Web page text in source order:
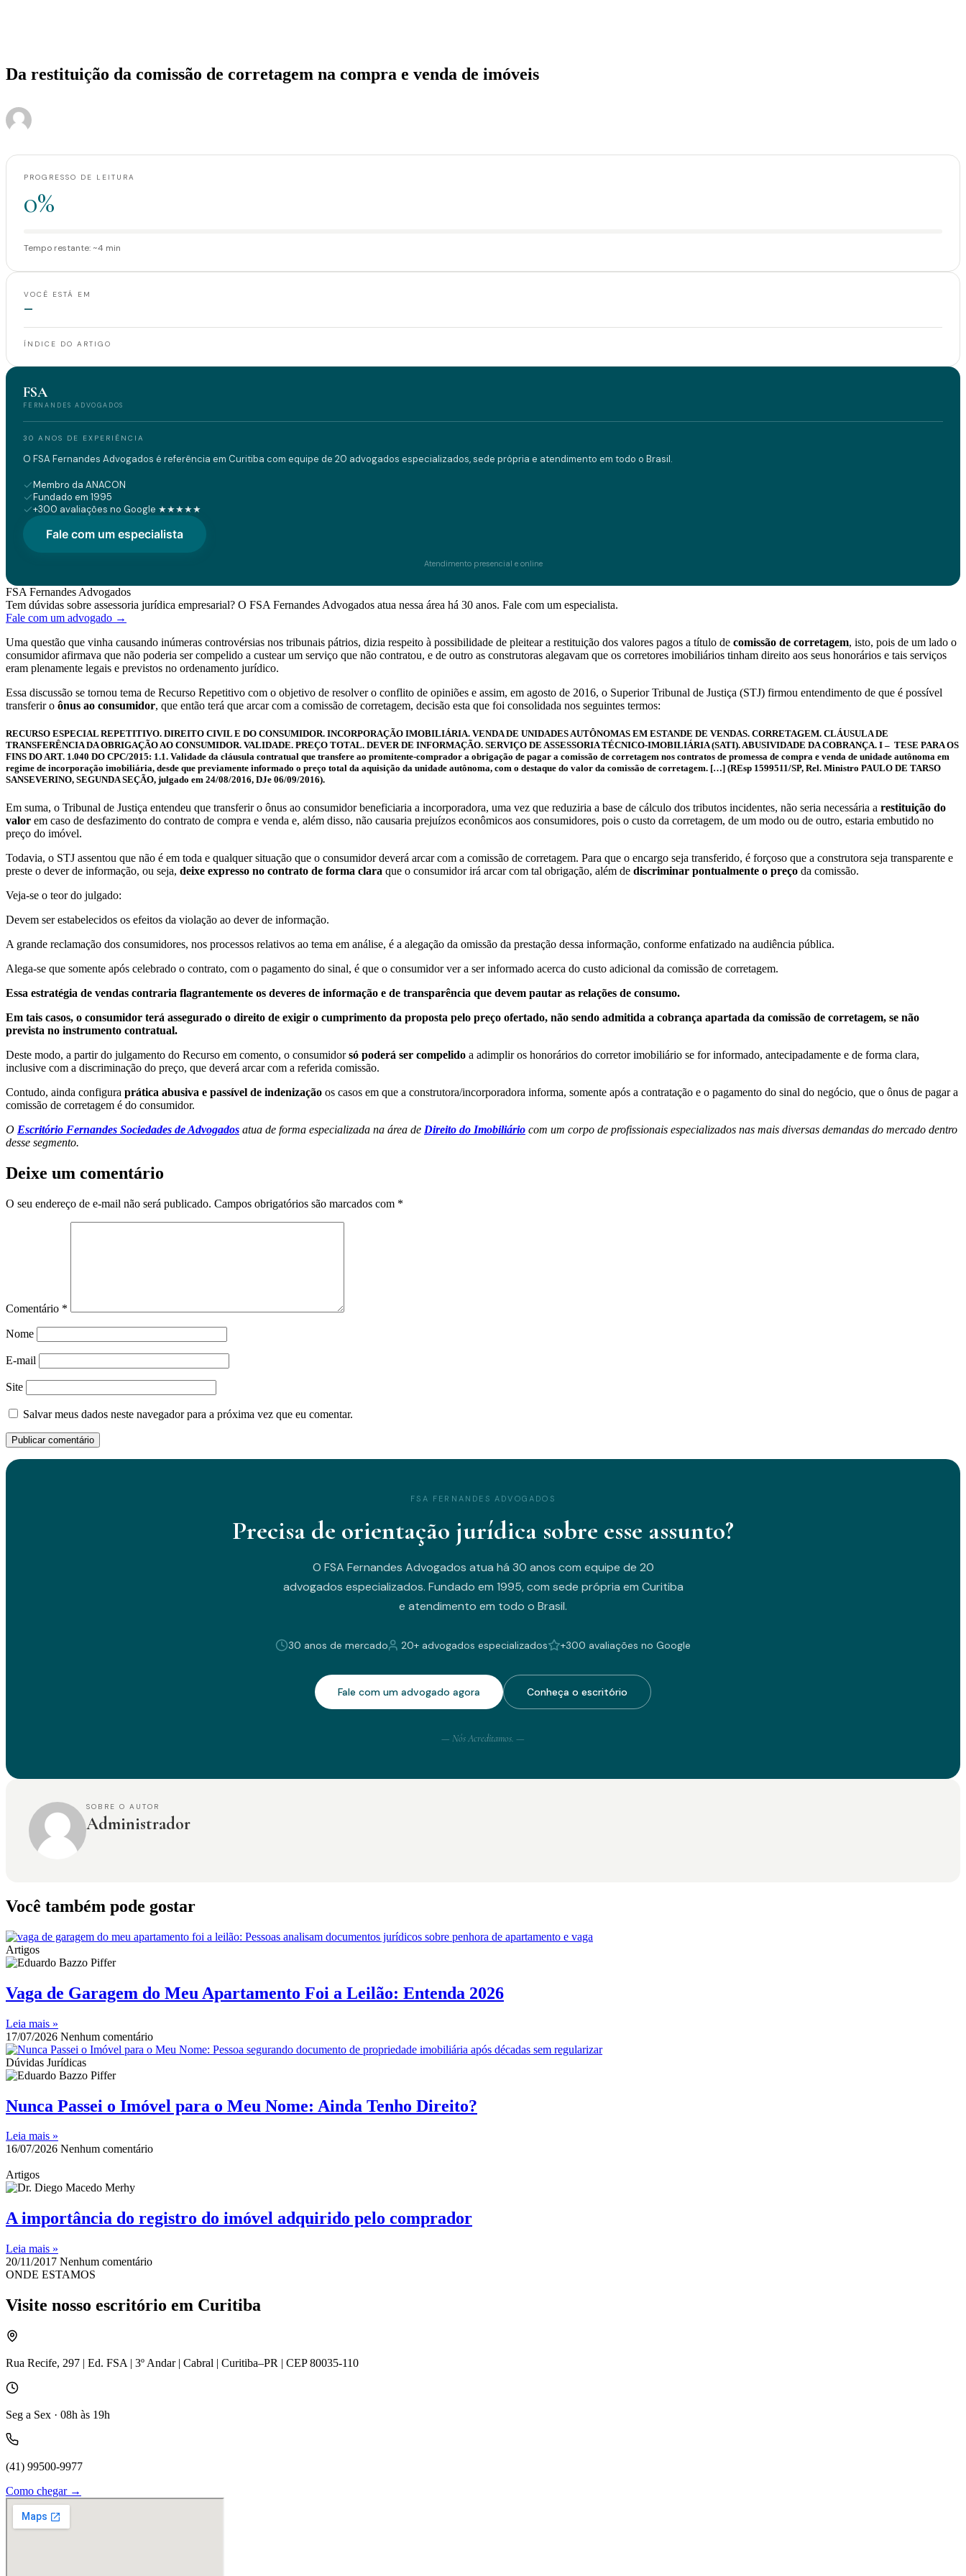
Da restituição da comissão de corretagem na compra e venda de imóveis
PROGRESSO DE LEITURA
0%
Tempo restante: ~4 min
VOCÊ ESTÁ EM
—
ÍNDICE DO ARTIGO
FSA
FERNANDES ADVOGADOS
30 ANOS DE EXPERIÊNCIA
O FSA Fernandes Advogados é referência em Curitiba com equipe de 20 advogados especializados, sede própria e atendimento em todo o Brasil.
Membro da ANACON
Fundado em 1995
+300 avaliações no Google ★★★★★
Fale com um especialista
Atendimento presencial e online
FSA Fernandes Advogados
Tem dúvidas sobre assessoria jurídica empresarial? O FSA Fernandes Advogados atua nessa área há 30 anos. Fale com um especialista.
Fale com um advogado →
Uma questão que vinha causando inúmeras controvérsias nos tribunais pátrios, dizia respeito à possibilidade de pleitear a restituição dos valores pagos a título de comissão de corretagem, isto, pois de um lado o
consumidor afirmava que não poderia ser compelido a custear um serviço que não contratou, e de outro as construtoras alegavam que os corretores imobiliários tinham direito aos seus honorários e tais serviços
eram plenamente legais e previstos no ordenamento jurídico.
Essa discussão se tornou tema de Recurso Repetitivo com o objetivo de resolver o conflito de opiniões e assim, em agosto de 2016, o Superior Tribunal de Justiça (STJ) firmou entendimento de que é possível
transferir o ônus ao consumidor, que então terá que arcar com a comissão de corretagem, decisão esta que foi consolidada nos seguintes termos:
RECURSO ESPECIAL REPETITIVO. DIREITO CIVIL E DO CONSUMIDOR. INCORPORAÇÃO IMOBILIÁRIA. VENDA DE UNIDADES AUTÔNOMAS EM ESTANDE DE VENDAS. CORRETAGEM. CLÁUSULA DE
TRANSFERÊNCIA DA OBRIGAÇÃO AO CONSUMIDOR. VALIDADE. PREÇO TOTAL. DEVER DE INFORMAÇÃO. SERVIÇO DE ASSESSORIA TÉCNICO-IMOBILIÁRIA (SATI). ABUSIVIDADE DA COBRANÇA. I – TESE PARA OS
FINS DO ART. 1.040 DO CPC/2015: 1.1. Validade da cláusula contratual que transfere ao promitente-comprador a obrigação de pagar a comissão de corretagem nos contratos de promessa de compra e venda de unidade autônoma em
regime de incorporação imobiliária, desde que previamente informado o preço total da aquisição da unidade autônoma, com o destaque do valor da comissão de corretagem. […] (REsp 1599511/SP, Rel. Ministro PAULO DE TARSO
SANSEVERINO, SEGUNDA SEÇÃO, julgado em 24/08/2016, DJe 06/09/2016).
Em suma, o Tribunal de Justiça entendeu que transferir o ônus ao consumidor beneficiaria a incorporadora, uma vez que reduziria a base de cálculo dos tributos incidentes, não seria necessária a restituição do
valor em caso de desfazimento do contrato de compra e venda e, além disso, não causaria prejuízos econômicos aos consumidores, pois o custo da corretagem, de um modo ou de outro, estaria embutido no
preço do imóvel.
Todavia, o STJ assentou que não é em toda e qualquer situação que o consumidor deverá arcar com a comissão de corretagem. Para que o encargo seja transferido, é forçoso que a construtora seja transparente e
preste o dever de informação, ou seja, deixe expresso no contrato de forma clara que o consumidor irá arcar com tal obrigação, além de discriminar pontualmente o preço da comissão.
Veja-se o teor do julgado:
Devem ser estabelecidos os efeitos da violação ao dever de informação.
A grande reclamação dos consumidores, nos processos relativos ao tema em análise, é a alegação da omissão da prestação dessa informação, conforme enfatizado na audiência pública.
Alega-se que somente após celebrado o contrato, com o pagamento do sinal, é que o consumidor ver a ser informado acerca do custo adicional da comissão de corretagem.
Essa estratégia de vendas contraria flagrantemente os deveres de informação e de transparência que devem pautar as relações de consumo.
Em tais casos, o consumidor terá assegurado o direito de exigir o cumprimento da proposta pelo preço ofertado, não sendo admitida a cobrança apartada da comissão de corretagem, se não
prevista no instrumento contratual.
Deste modo, a partir do julgamento do Recurso em comento, o consumidorsó poderá ser compelido a adimplir os honorários do corretor imobiliário se for informado, antecipadamente e de forma clara,
inclusive com a discriminação do preço, que deverá arcar com a referida comissão.
Contudo, ainda configura prática abusiva e passível de indenização os casos em que a construtora/incorporadora informa, somente após a contratação e o pagamento do sinal do negócio, que o ônus de pagar a
comissão de corretagem é do consumidor.
O Escritório Fernandes Sociedades de Advogados atua de forma especializada na área de Direito do Imobiliário com um corpo de profissionais especializados nas mais diversas demandas do mercado dentro
desse segmento.
Deixe um comentário
O seu endereço de e-mail não será publicado. Campos obrigatórios são marcados com *
Comentário *
Nome
E-mail
Site
Salvar meus dados neste navegador para a próxima vez que eu comentar.
FSA FERNANDES ADVOGADOS
Precisa de orientação jurídica sobre esse assunto?
O FSA Fernandes Advogados atua há 30 anos com equipe de 20
advogados especializados. Fundado em 1995, com sede própria em Curitiba
e atendimento em todo o Brasil.
30 anos de mercado 20+ advogados especializados +300 avaliações no Google
Fale com um advogado agora Conheça o escritório
— Nós Acreditamos. —
SOBRE O AUTOR
Administrador
Você também pode gostar
Artigos
Vaga de Garagem do Meu Apartamento Foi a Leilão: Entenda 2026
Leia mais »
17/07/2026 Nenhum comentário
Dúvidas Jurídicas
Nunca Passei o Imóvel para o Meu Nome: Ainda Tenho Direito?
Leia mais »
16/07/2026 Nenhum comentário
Artigos
A importância do registro do imóvel adquirido pelo comprador
Leia mais »
20/11/2017 Nenhum comentário
ONDE ESTAMOS
Visite nosso escritório em Curitiba
Rua Recife, 297 | Ed. FSA | 3º Andar | Cabral | Curitiba–PR | CEP 80035-110
Seg a Sex · 08h às 19h
(41) 99500-9977
Como chegar →